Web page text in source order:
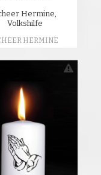
Hermine,
Volkshilfe
HERMINE